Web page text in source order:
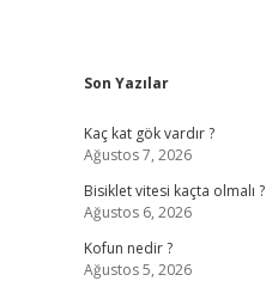
Sidebar
Son Yazılar
Kaç kat gök vardır ?
Ağustos 7, 2026
Bisiklet vitesi kaçta olmalı ?
Ağustos 6, 2026
Kofun nedir ?
Ağustos 5, 2026